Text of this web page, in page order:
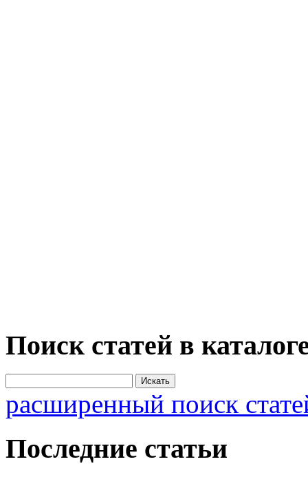
Поиск статей в
расширенный поиск
Последние статьи